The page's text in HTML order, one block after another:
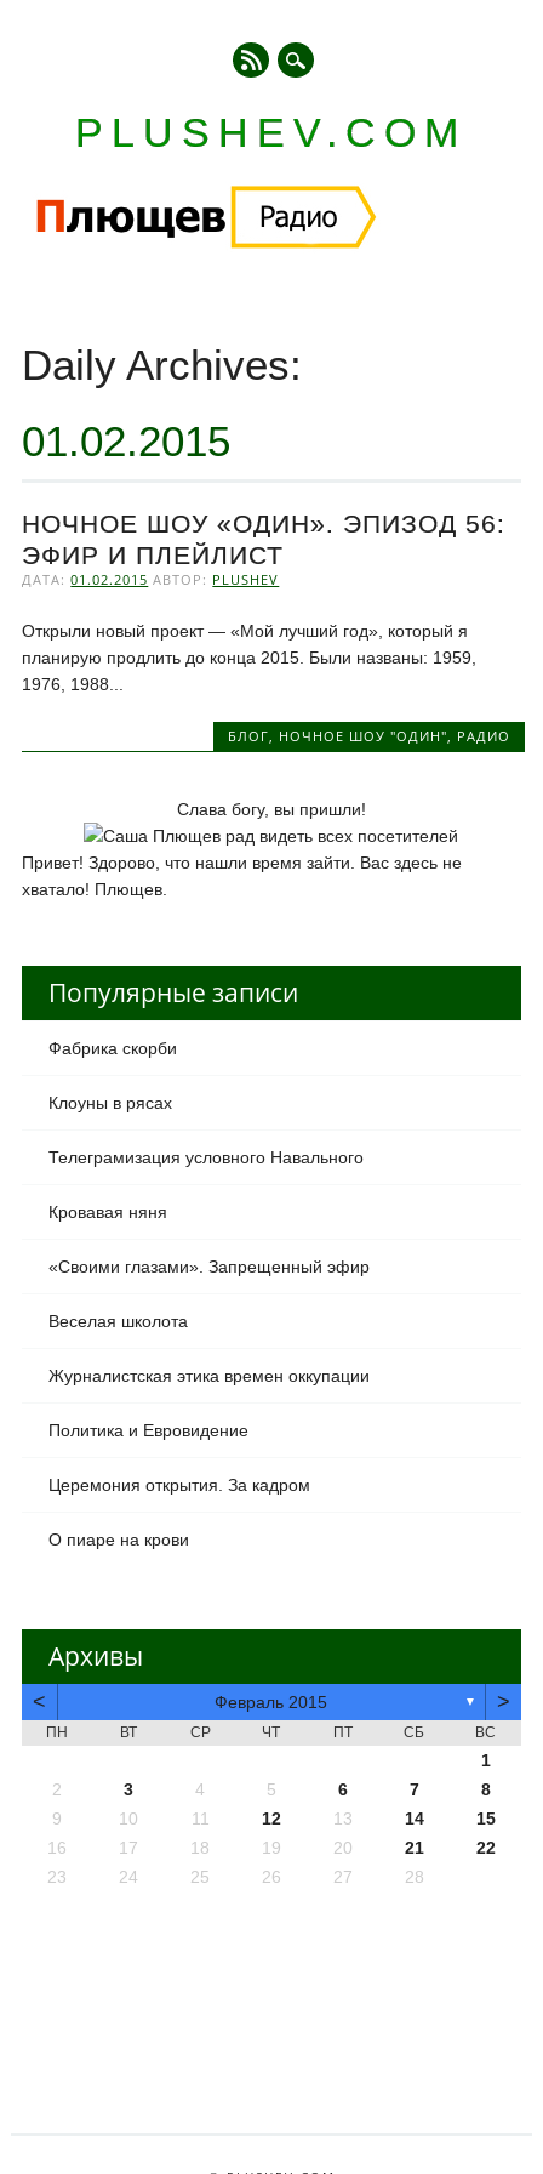
PLUSHEV.COM
content
Daily Archives:
01.02.2015
НОЧНОЕ ШОУ «ОДИН». ЭПИЗОД 56:
ЭФИР И ПЛЕЙЛИСТ
ДАТА:01.02.2015 АВТОР: PLUSHEV
Открыли новый проект — «Мой лучший год», который я
планирую продлить до конца 2015. Были названы: 1959,
1976, 1988...
БЛОГ, НОЧНОЕ ШОУ "ОДИН", РАДИО
Слава богу, вы пришли!
Привет! Здорово, что нашли время зайти. Вас здесь не
хватало! Плющев.
Популярные записи
Фабрика скорби
Клоуны в рясах
Телеграмизация условного Навального
Кровавая няня
«Своими глазами». Запрещенный эфир
Веселая школота
Журналистская этика времен оккупации
Политика и Евровидение
Церемония открытия. За кадром
О пиаре на крови
Архивы
< Февраль 2015 ▼ >
ПН ВТ СР ЧТ ПТ СБ ВС
1
2
3 4 5 6 7
8
9
10 11 12 13 14
15
16
17 18 19 20 21
22
23
24 25 26 27 28